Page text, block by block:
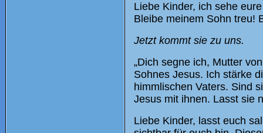
Liebe Kinder, ich sehe
Bleibe meinem Sohn treu!
Jetzt kommt sie zu uns.
„Dich segne ich, Mutter
Sohnes Jesus. Ich stärke
himmlischen Vaters. Sind
Jesus mit ihnen. Lasst sie
Liebe Kinder, lasst euch